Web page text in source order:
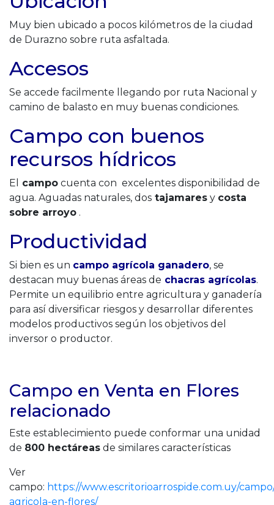
Muy bien ubicado a pocos kilómetros de la ciudad
de Durazno sobre ruta asfaltada.
Accesos
Se accede facilmente llegando por ruta Nacional y
camino de balasto en muy buenas condiciones.
Campo con buenos
recursos hídricos
El campo cuenta con excelentes disponibilidad de
agua. Aguadas naturales, dos tajamares y costa
sobre arroyo .
Productividad
Si bien es un campo agrícola ganadero, se
destacan muy buenas áreas de chacras agrícolas.
Permite un equilibrio entre agricultura y ganadería
para así diversificar riesgos y desarrollar diferentes
modelos productivos según los objetivos del
inversor o productor.
Campo en Venta en Flores
relacionado
Este establecimiento puede conformar una unidad
de 800 hectáreas de similares características
Ver
campo: https://www.escritorioarrospide.com.uy/
agricola-en-flores/